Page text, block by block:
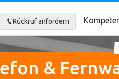
Rückruf anfordern
&